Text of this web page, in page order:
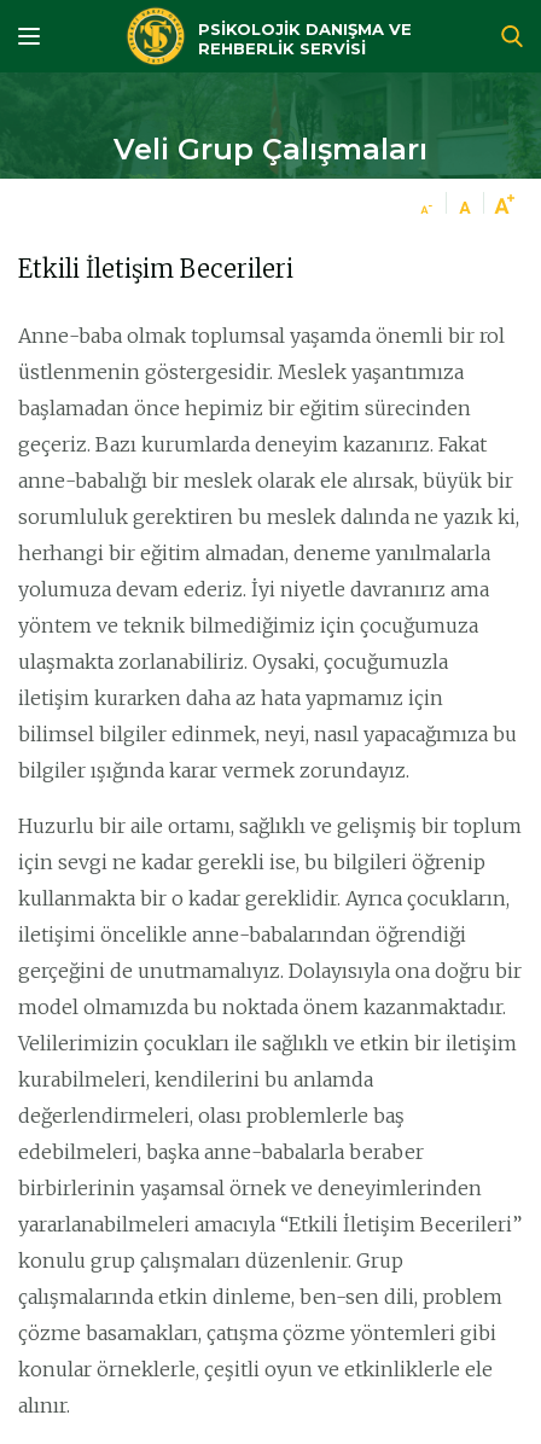
PSİKOLOJİK DANIŞMA VE
REHBERLİK SERVİSİ
Veli Grup Çalışmaları
Etkili İletişim Becerileri
Anne-baba olmak toplumsal yaşamda önemli bir rol
üstlenmenin göstergesidir. Meslek yaşantımıza
başlamadan önce hepimiz bir eğitim sürecinden
geçeriz. Bazı kurumlarda deneyim kazanırız. Fakat
anne-babalığı bir meslek olarak ele alırsak, büyük bir
sorumluluk gerektiren bu meslek dalında ne yazık ki,
herhangi bir eğitim almadan, deneme yanılmalarla
yolumuza devam ederiz. İyi niyetle davranırız ama
yöntem ve teknik bilmediğimiz için çocuğumuza
ulaşmakta zorlanabiliriz. Oysaki, çocuğumuzla
iletişim kurarken daha az hata yapmamız için
bilimsel bilgiler edinmek, neyi, nasıl yapacağımıza bu
bilgiler ışığında karar vermek zorundayız.
Huzurlu bir aile ortamı, sağlıklı ve gelişmiş bir toplum
için sevgi ne kadar gerekli ise, bu bilgileri öğrenip
kullanmakta bir o kadar gereklidir. Ayrıca çocukların,
iletişimi öncelikle anne-babalarından öğrendiği
gerçeğini de unutmamalıyız. Dolayısıyla ona doğru bir
model olmamızda bu noktada önem kazanmaktadır.
Velilerimizin çocukları ile sağlıklı ve etkin bir iletişim
kurabilmeleri, kendilerini bu anlamda
değerlendirmeleri, olası problemlerle baş
edebilmeleri, başka anne-babalarla beraber
birbirlerinin yaşamsal örnek ve deneyimlerinden
yararlanabilmeleri amacıyla “Etkili İletişim Becerileri”
konulu grup çalışmaları düzenlenir. Grup
çalışmalarında etkin dinleme, ben-sen dili, problem
çözme basamakları, çatışma çözme yöntemleri gibi
konular örneklerle, çeşitli oyun ve etkinliklerle ele
alınır.